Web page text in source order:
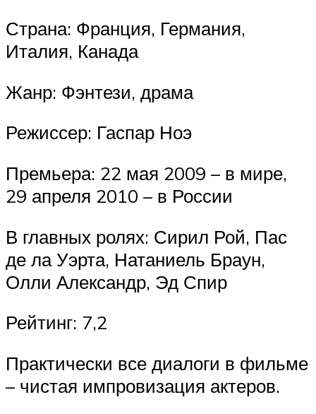
Страна: Франция, Германия,
Италия, Канада
Жанр: Фэнтези, драма
Режиссер: Гаспар Ноэ
Премьера: 22 мая 2009 – в мире,
29 апреля 2010 – в России
В главных ролях: Сирил Рой, Пас
де ла Уэрта, Натаниель Браун,
Олли Александр, Эд Спир
Рейтинг: 7,2
Практически все диалоги в фильме
– чистая импровизация актеров.